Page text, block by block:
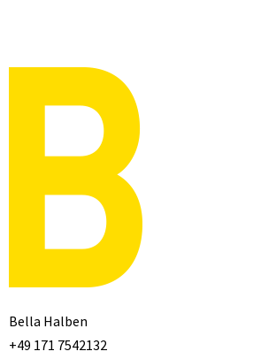
Bella Halben
+49 171 7542132